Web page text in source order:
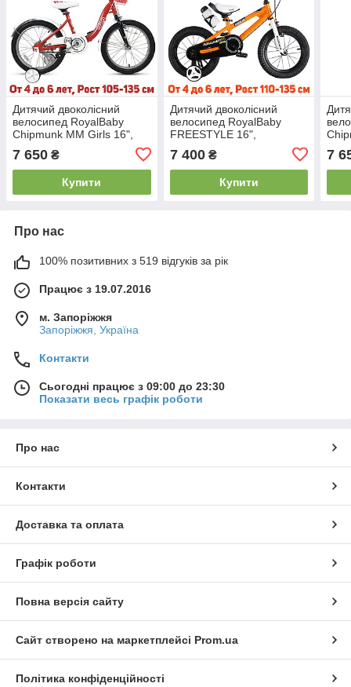
Дитячий двоколісний
велосипед RoyalBaby
Chipmunk MM Girls 16",
7 650 ₴
Купити
Дитячий двоколісний
велосипед RoyalBaby
FREESTYLE 16",
7 400₴
Купити
7
Про нас
100% позитивних з 519 відгуків за рік
Працює з 19.07.2016
м. Запоріжжя
Запоріжжя, Україна
Контакти
Сьогодні працює з 09:00 до 23:30
Показати весь графік роботи
Про нас
Контакти
Доставка та оплата
Графік роботи
Повна версія сайту
Сайт створено на маркетплейсі Prom.ua
Політика конфіденційності